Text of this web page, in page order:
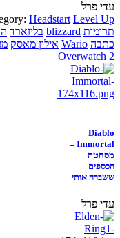
עדי פרל
Headstart Level Up
תרומות blizzard בליזארד
כתבה Wario אילון מאסק
Overwatch 2
Diablo
Immortal –
מסחטת
הכספים
ששברה אותי
עדי פרל